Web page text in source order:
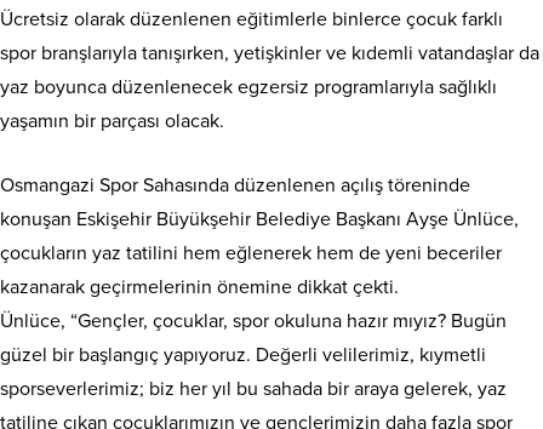
Ücretsiz olarak düzenlenen eğitimlerle binlerce çocuk farklı
spor branşlarıyla tanışırken, yetişkinler ve kıdemli vatandaşlar da
yaz boyunca düzenlenecek egzersiz programlarıyla sağlıklı
yaşamın bir parçası olacak.
Osmangazi Spor Sahasında düzenlenen açılış töreninde
konuşan Eskişehir Büyükşehir Belediye Başkanı Ayşe Ünlüce,
çocukların yaz tatilini hem eğlenerek hem de yeni beceriler
kazanarak geçirmelerinin önemine dikkat çekti.
Ünlüce, “Gençler, çocuklar, spor okuluna hazır mıyız? Bugün
güzel bir başlangıç yapıyoruz. Değerli velilerimiz, kıymetli
sporseverlerimiz; biz her yıl bu sahada bir araya gelerek, yaz
tatiline çıkan çocuklarımızın ve gençlerimizin daha fazla spor